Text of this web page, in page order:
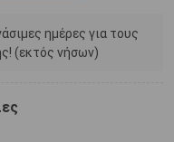
ημέρες για τους
(εκτός νήσων)